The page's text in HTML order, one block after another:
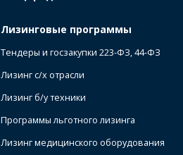
Лизинговые программы
Тендеры и госзакупки 223-ФЗ, 44-ФЗ
Лизинг с/х отрасли
Лизинг б/у техники
Программы льготного лизинга
Лизинг медицинского оборудования